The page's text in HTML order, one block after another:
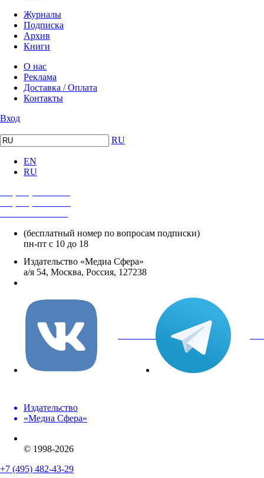
Журналы
Подписка
Архив
Книги
О нас
Реклама
Доставка / Оплата
Контакты
Вход
RU
EN
RU
(бесплатный номер по вопросам подписки)
пн-пт с 10 до 18
Издательство «Медиа Сфера»
а/я 54, Москва, Россия, 127238
вКонтакте
Издательство
«Медиа Сфера»
© 1998-2026
+7 (495) 482-43-29